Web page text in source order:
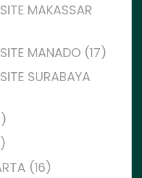
MAKASSAR
MANADO (17)
SURABAYA
(16)